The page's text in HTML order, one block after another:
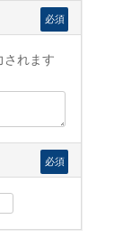
必須
されます
必須